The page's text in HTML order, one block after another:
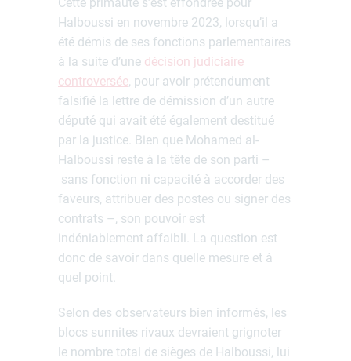
Cette primauté s’est effondrée pour
Halboussi en novembre 2023, lorsqu’il a
été démis de ses fonctions parlementaires
à la suite d’une décision judiciaire
controversée, pour avoir prétendument
falsifié la lettre de démission d’un autre
député qui avait été également destitué
par la justice. Bien que Mohamed al-
Halboussi reste à la tête de son parti –
sans fonction ni capacité à accorder des
faveurs, attribuer des postes ou signer des
contrats –, son pouvoir est
indéniablement affaibli. La question est
donc de savoir dans quelle mesure et à
quel point.
Selon des observateurs bien informés, les
blocs sunnites rivaux devraient grignoter
le nombre total de sièges de Halboussi, lui